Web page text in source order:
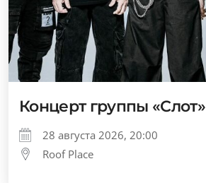
Концерт группы «Слот»
28 августа 2026, 20:00
Roof Place